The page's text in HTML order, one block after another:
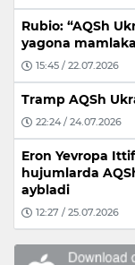
Rubio: “AQSh
yagona
15:45 / 22.07.2026
Tramp AQSh
22:24 / 24.07.2026
Eron Yevropa
hujumlarda
aybladi
12:27 / 25.07.2026